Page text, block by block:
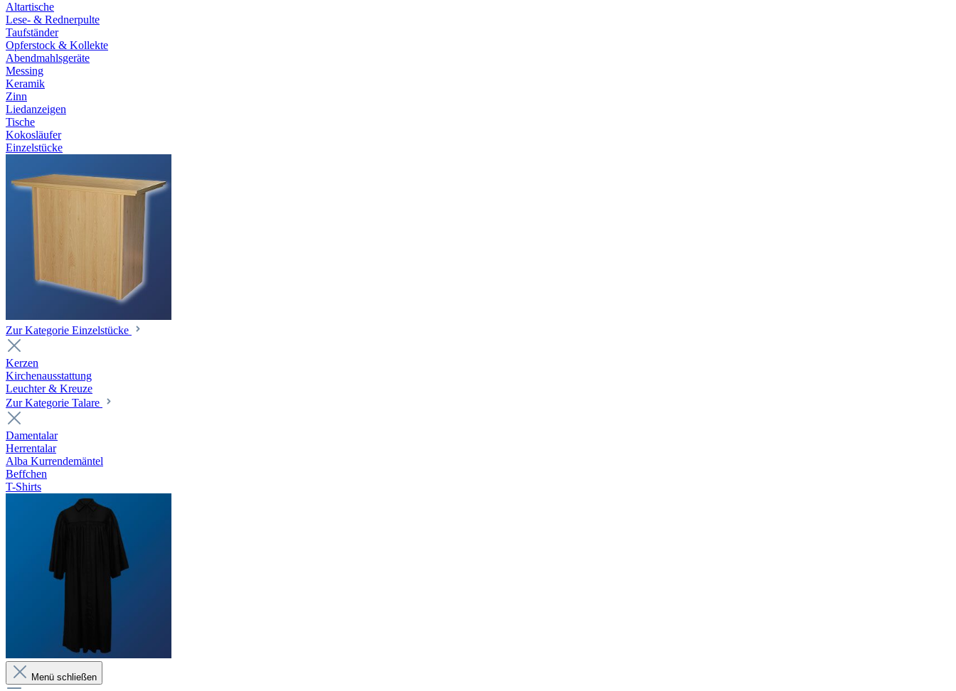
Altartische
Lese- & Rednerpulte
Taufständer
Opferstock & Kollekte
Abendmahlsgeräte
Messing
Keramik
Zinn
Liedanzeigen
Tische
Kokosläufer
Einzelstücke
Zur Kategorie Einzelstücke
Kerzen
Kirchenausstattung
Leuchter & Kreuze
Zur Kategorie Talare
Damentalar
Herrentalar
Alba Kurrendemäntel
Beffchen
T-Shirts
Menü schließen